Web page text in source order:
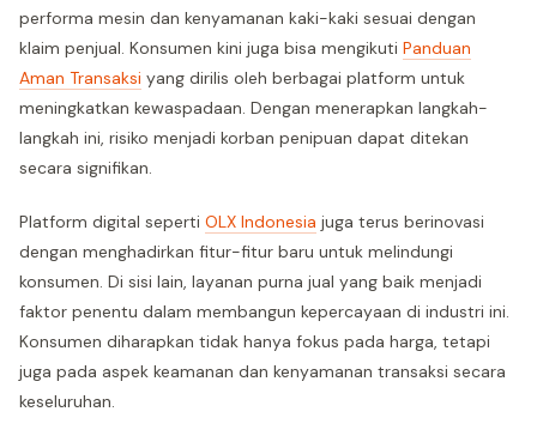
performa mesin dan kenyamanan kaki-kaki sesuai dengan
klaim penjual. Konsumen kini juga bisa mengikuti Panduan
Aman Transaksi yang dirilis oleh berbagai platform untuk
meningkatkan kewaspadaan. Dengan menerapkan langkah-
langkah ini, risiko menjadi korban penipuan dapat ditekan
secara signifikan.
Platform digital seperti OLX Indonesia juga terus berinovasi
dengan menghadirkan fitur-fitur baru untuk melindungi
konsumen. Di sisi lain, layanan purna jual yang baik menjadi
faktor penentu dalam membangun kepercayaan di industri ini.
Konsumen diharapkan tidak hanya fokus pada harga, tetapi
juga pada aspek keamanan dan kenyamanan transaksi secara
keseluruhan.